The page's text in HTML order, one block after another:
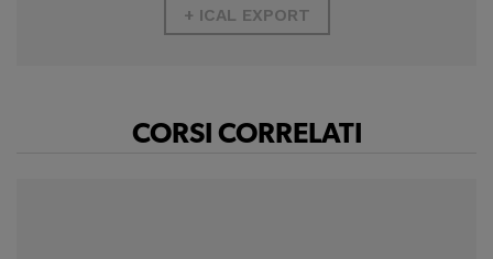
+ ICAL EXPORT
CORSI CORRELATI